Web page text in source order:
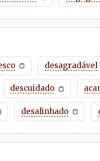
desagradável
descuidado
desalinhado